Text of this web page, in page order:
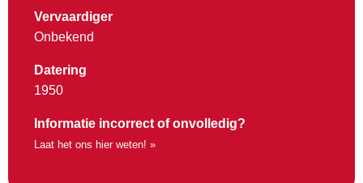
Vervaardiger
Onbekend
Datering
1950
Informatie incorrect of onvolledig?
Laat het ons hier weten! »